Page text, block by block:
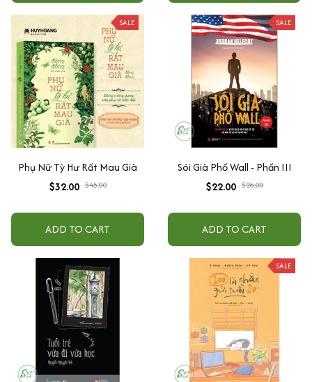
SALE
Phụ Nữ Tỳ Hư Rất Mau Già
$32.00 $45.00
ADD TO CART
SALE
Sói Già Phố Wall - Phần III
$22.00 $26.00
ADD TO CART
SALE